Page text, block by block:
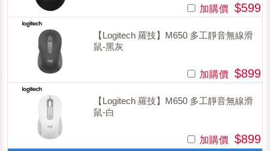
加購價 $599
【Logitech 羅技】M650 多工靜音無線滑
鼠-黑灰
加購價 $899
【Logitech 羅技】M650 多工靜音無線滑
鼠-白
加購價 $899